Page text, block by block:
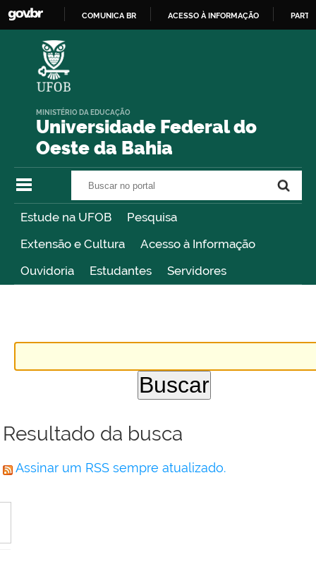
COMUNICA BR ACESSO À INFORMAÇÃO
Universidade Federal do
Oeste da Bahia
MINISTÉRIO DA EDUCAÇÃO
Estude na UFOB
Pesquisa
Extensão e Cultura
Acesso à Informação
Ouvidoria
Estudantes Servidores
Resultado da busca
Assinar um RSS sempre atualizado.